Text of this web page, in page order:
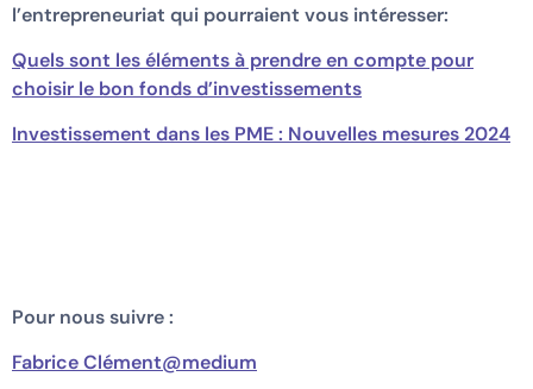
l’entrepreneuriat qui pourraient vous intéresser:
Quels sont les éléments à prendre en compte pour
choisir le bon fonds d’investissements
Investissement dans les PME : Nouvelles mesures 2024
Pour nous suivre :
Fabrice Clément@medium